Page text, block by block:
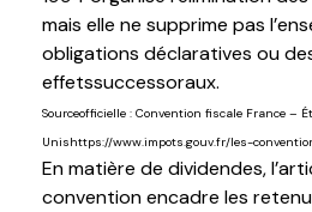
mais elle ne supprime pas
obligations déclaratives ou
effetssuccessoraux.
Sourceofficielle : Convention fiscale France –
Unishttps://www.impots.gouv.fr/les-
En matière de dividendes,
conventionencadre les